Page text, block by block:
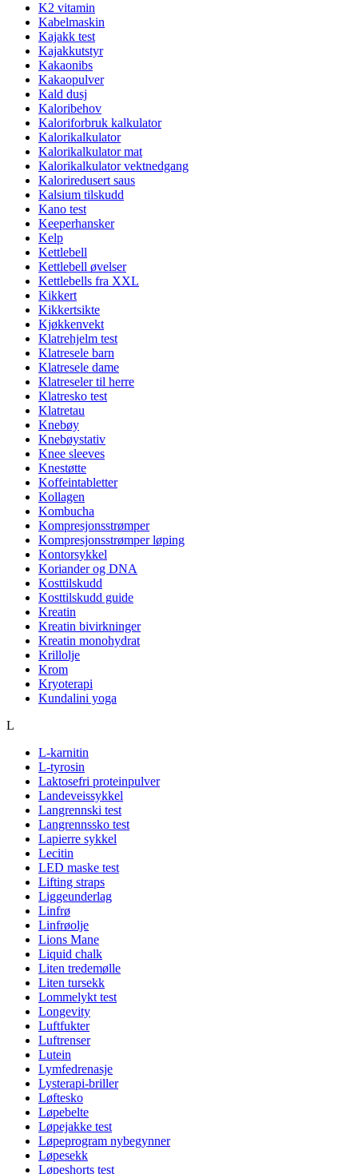
K2 vitamin
Kabelmaskin
Kajakk test
Kajakkutstyr
Kakaonibs
Kakaopulver
Kald dusj
Kaloribehov
Kaloriforbruk kalkulator
Kalorikalkulator
Kalorikalkulator mat
Kalorikalkulator vektnedgang
Kaloriredusert saus
Kalsium tilskudd
Kano test
Keeperhansker
Kelp
Kettlebell
Kettlebell øvelser
Kettlebells fra XXL
Kikkert
Kikkertsikte
Kjøkkenvekt
Klatrehjelm test
Klatresele barn
Klatresele dame
Klatreseler til herre
Klatresko test
Klatretau
Knebøy
Knebøystativ
Knee sleeves
Knestøtte
Koffeintabletter
Kollagen
Kombucha
Kompresjonsstrømper
Kompresjonsstrømper løping
Kontorsykkel
Koriander og DNA
Kosttilskudd
Kosttilskudd guide
Kreatin
Kreatin bivirkninger
Kreatin monohydrat
Krillolje
Krom
Kryoterapi
Kundalini yoga
L
L-karnitin
L-tyrosin
Laktosefri proteinpulver
Landeveissykkel
Langrennski test
Langrennssko test
Lapierre sykkel
Lecitin
LED maske test
Lifting straps
Liggeunderlag
Linfrø
Linfrøolje
Lions Mane
Liquid chalk
Liten tredemølle
Liten tursekk
Lommelykt test
Longevity
Luftfukter
Luftrenser
Lutein
Lymfedrenasje
Lysterapi-briller
Løftesko
Løpebelte
Løpejakke test
Løpeprogram nybegynner
Løpesekk
Løpeshorts test